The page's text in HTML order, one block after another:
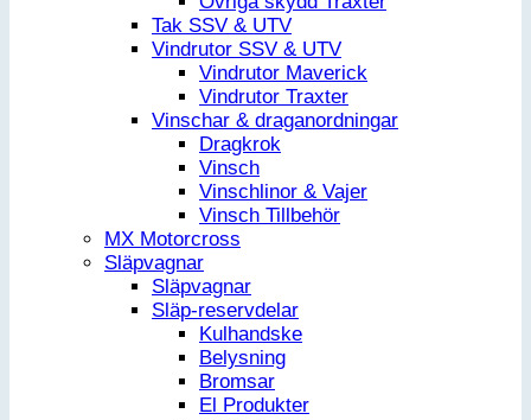
Tak SSV & UTV
Vindrutor SSV & UTV
Vindrutor Maverick
Vindrutor Traxter
Vinschar & draganordningar
Dragkrok
Vinsch
Vinschlinor & Vajer
Vinsch Tillbehör
MX Motorcross
Släpvagnar
Släpvagnar
Släp-reservdelar
Kulhandske
Belysning
Bromsar
El Produkter